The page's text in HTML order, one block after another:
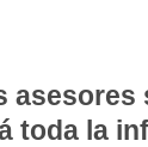
toda la